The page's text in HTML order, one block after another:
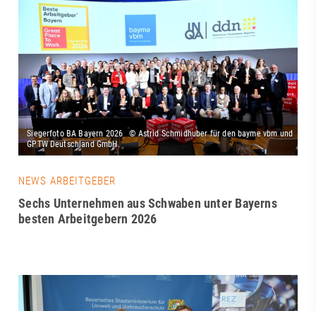
NEWS ARBEITGEBER
Sechs Unternehmen aus Schwaben unter Bayerns
besten Arbeitgebern 2026